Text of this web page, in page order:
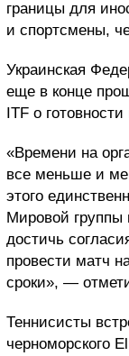
границы для
и спортсмены,
Украинская
еще в конце
ITF о
«Времени на
все меньше и
этого
Мировой группы
достичь
провести матч
сроки», —
Теннисисты
черноморского